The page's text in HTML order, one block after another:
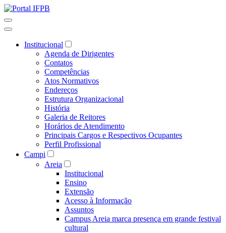
Institucional
Agenda de Dirigentes
Contatos
Competências
Atos Normativos
Endereços
Estrutura Organizacional
História
Galeria de Reitores
Horários de Atendimento
Principais Cargos e Respectivos Ocupantes
Perfil Profissional
Campi
Areia
Institucional
Ensino
Extensão
Acesso à Informação
Assuntos
Campus Areia marca presença em grande festival
cultural